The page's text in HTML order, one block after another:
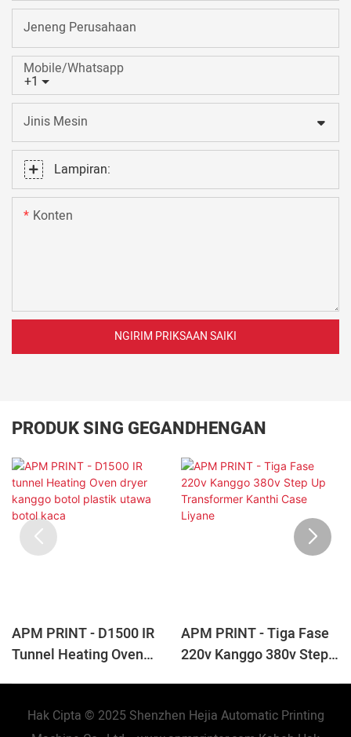
Jeneng Perusahaan
+1
Mobile/Whatsapp
Jinis Mesin
Lampiran:
Konten
NGIRIM PRIKSAAN SAIKI
PRODUK SING GEGANDHENGAN
APM PRINT - D1500 IR
Tunnel Heating Oven
APM PRINT - Tiga Fase
220v Kanggo 380v Step
Hak Cipta © 2025 Shenzhen Hejia Automatic Printing